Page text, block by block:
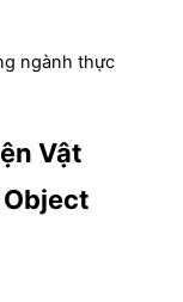
ngành thực
Vật